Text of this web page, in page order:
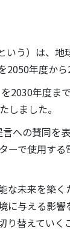
う）は、
年度か
年度ま
しました。
への賛同を
で使用す
未来を築
与える影
替えてい